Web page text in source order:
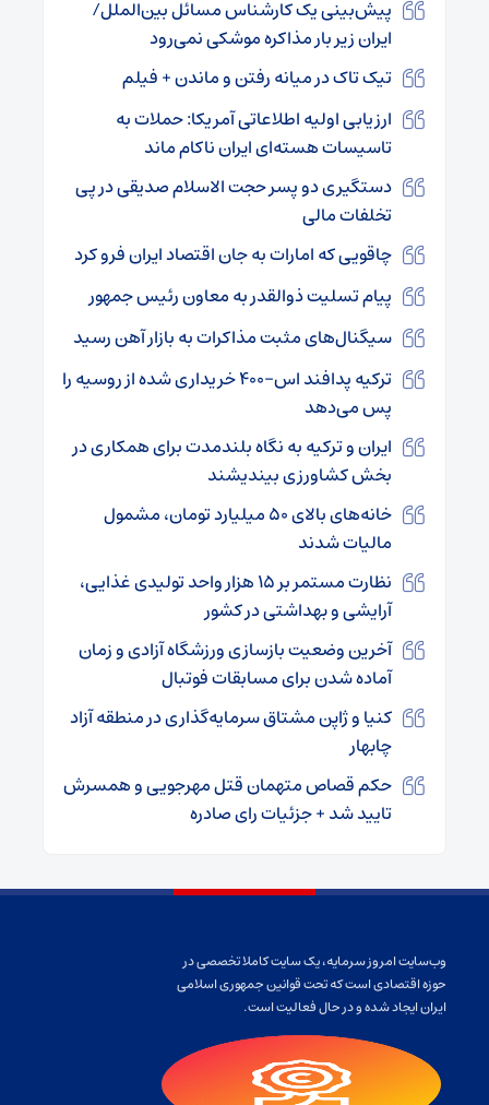
پیش‌بینی یک کارشناس مسائل بین‌الملل/
ایران زیر بار مذاکره موشکی نمی‌رود
تیک تاک در میانه رفتن و ماندن + فیلم
ارزیابی اولیه اطلاعاتی آمریکا: حملات به
تاسیسات هسته‌ای ایران ناکام ماند
دستگیری دو پسر حجت الاسلام صدیقی در پی
تخلفات مالی
چاقویی که امارات به جان اقتصاد ایران فرو کرد
پیام تسلیت ذوالقدر به معاون رئیس جمهور
سیگنال‌های مثبت مذاکرات به بازار آهن رسید
ترکیه پدافند اس-۴۰۰ خریداری شده از روسیه را
پس می‌دهد
ایران و ترکیه به نگاه بلندمدت برای همکاری در
بخش کشاورزى بیندیشند
خانه‌های بالای ۵۰ میلیارد تومان، مشمول
مالیات شدند
نظارت مستمر بر ۱۵ هزار واحد تولیدی غذایی،
آرایشی و بهداشتی در کشور
آخرین وضعیت بازسازی ورزشگاه آزادی و زمان
آماده شدن برای مسابقات فوتبال
کنیا و ژاپن مشتاق سرمایه‌گذاری در منطقه آزاد
چابهار
حکم قصاص متهمان قتل مهرجویی و همسرش
تایید شد + جزئیات رای صادره
وب‌سایت امروز سرمایه، یک سایت کاملا تخصصی در
حوزه اقتصادی است که تحت قوانین جمهوری اسلامی
ایران ایجاد شده و در حال فعالیت است.